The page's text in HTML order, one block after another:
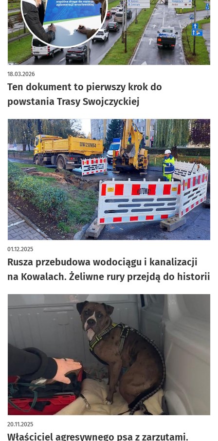
Ten dokument to pierwszy krok do
powstania Trasy Swojczyckiej
18.03.2026
Rusza przebudowa wodociągu i kanalizacji
na Kowalach. Żeliwne rury przejdą do historii
01.12.2025
Właściciel agresywnego psa z zarzutami.
20.11.2025